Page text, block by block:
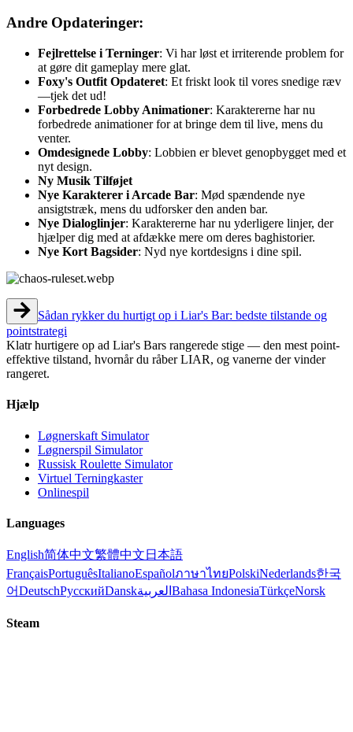
Andre Opdateringer:
Fejlrettelse i Terninger: Vi har løst et irriterende problem for
at gøre dit gameplay mere glat.
Foxy's Outfit Opdateret: Et friskt look til vores snedige ræv
—tjek det ud!
Forbedrede Lobby Animationer: Karaktererne har nu
forbedrede animationer for at bringe dem til live, mens du
venter.
Omdesignede Lobby: Lobbien er blevet genopbygget med et
nyt design.
Ny Musik Tilføjet
Nye Karakterer i Arcade Bar: Mød spændende nye
ansigtstræk, mens du udforsker den anden bar.
Nye Dialoglinjer: Karaktererne har nu yderligere linjer, der
hjælper dig med at afdække mere om deres baghistorier.
Nye Kort Bagsider: Nyd nye kortdesigns i dine spil.
Sådan rykker du hurtigt op i Liar's Bar: bedste tilstande og
pointstrategi
Klatr hurtigere op ad Liar's Bars rangerede stige — den mest point-
effektive tilstand, hvornår du råber LIAR, og vanerne der vinder
rangeret.
Hjælp
Løgnerskaft Simulator
Løgnerspil Simulator
Russisk Roulette Simulator
Virtuel Terningkaster
Onlinespil
Languages
English简体中文繁體中文 日本語
FrançaisPortuguêsItalianoEspañolภาษาไทยPolskiNederlands한국
어DeutschРусскийDanskالعربية Bahasa IndonesiaTürkçeNorsk
Steam